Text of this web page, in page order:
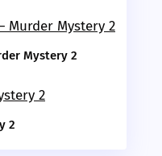
Mystery 2
2